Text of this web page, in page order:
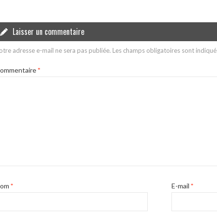
Laisser un commentaire
adresse e-mail ne sera pas publiée. Les champs obligatoires sont
*
* E-mail*